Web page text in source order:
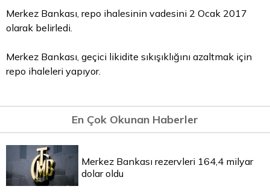
Merkez Bankası, repo ihalesinin vadesini 2 Ocak 2017
olarak belirledi.
Merkez Bankası, geçici likidite sıkışıklığını azaltmak için
repo ihaleleri yapıyor.
En Çok Okunan Haberler
Merkez Bankası rezervleri 164,4 milyar
dolar oldu